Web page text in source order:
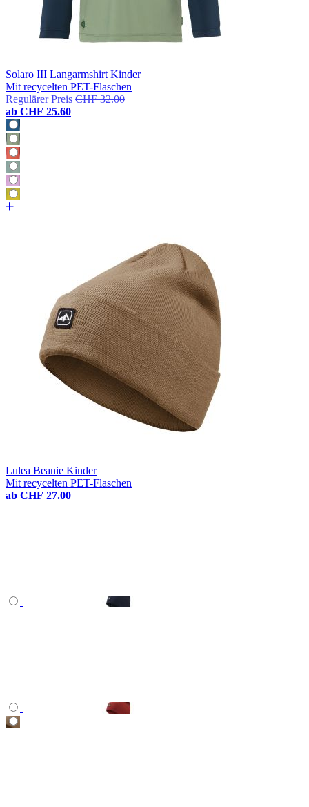
Solaro III Langarmshirt Kinder
Mit recycelten PET-Flaschen
Regulärer Preis CHF 32.00
ab CHF 25.60
Lulea Beanie Kinder
Mit recycelten PET-Flaschen
ab CHF 27.00